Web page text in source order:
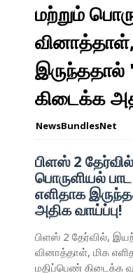
மற்றும்
கிடைக்க
NewsBundlesNet
பிளஸ் 2
பொருளியல்
எளிதாக
அதிக வாய்ப்பு!
பிளஸ் 2 தேர்வில்,
வினாத்தாள், மிக
மதிப்பெண் கிடைக்க